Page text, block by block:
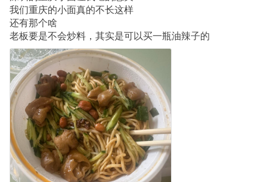
我们重庆的小面真的不长这样
还有那个啥
老板要是不会炒料，其实是可以买一瓶油辣子的